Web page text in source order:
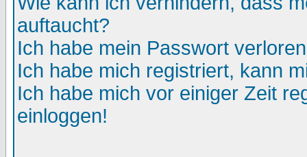
auftaucht?
Ich habe mein Passwort
Ich habe mich registriert, kann
Ich habe mich vor einiger Zeit
einloggen!